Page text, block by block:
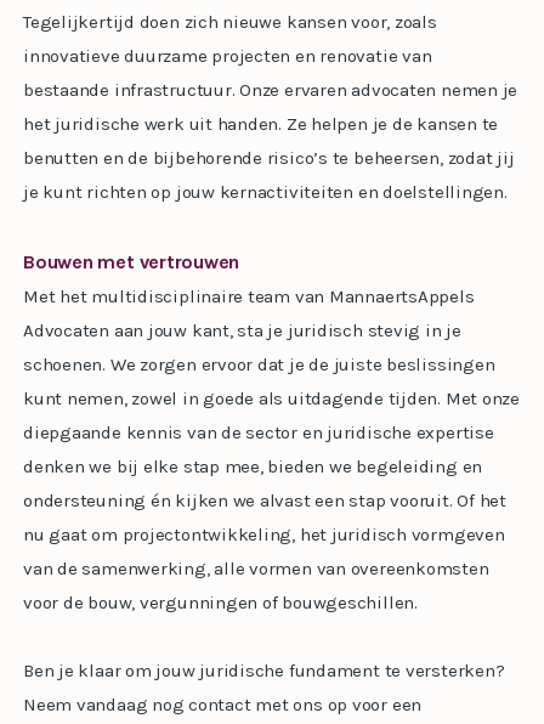
Tegelijkertijd doen zich nieuwe kansen voor, zoals
innovatieve duurzame projecten en renovatie van
bestaande infrastructuur. Onze ervaren advocaten nemen je
het juridische werk uit handen. Ze helpen je de kansen te
benutten en de bijbehorende risico’s te beheersen, zodat jij
je kunt richten op jouw kernactiviteiten en doelstellingen.
Bouwen met vertrouwen
Met het multidisciplinaire team van MannaertsAppels
Advocaten aan jouw kant, sta je juridisch stevig in je
schoenen. We zorgen ervoor dat je de juiste beslissingen
kunt nemen, zowel in goede als uitdagende tijden. Met onze
diepgaande kennis van de sector en juridische expertise
denken we bij elke stap mee, bieden we begeleiding en
ondersteuning én kijken we alvast een stap vooruit. Of het
nu gaat om projectontwikkeling, het juridisch vormgeven
van de samenwerking, alle vormen van overeenkomsten
voor de bouw, vergunningen of bouwgeschillen.
Ben je klaar om jouw juridische fundament te versterken?
Neem vandaag nog contact met ons op voor een